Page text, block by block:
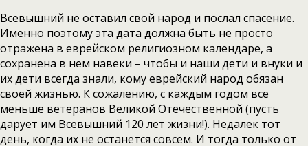
Всевышний не оставил свой народ и послал спасение.
Именно поэтому эта дата должна быть не просто
отражена в еврейском религиозном календаре, а
сохранена в нем навеки – чтобы и наши дети и внуки и
их дети всегда знали, кому еврейский народ обязан
своей жизнью. К сожалению, с каждым годом все
меньше ветеранов Великой Отечественной (пусть
дарует им Всевышний 120 лет жизни!). Недалек тот
день, когда их не останется совсем. И тогда только от